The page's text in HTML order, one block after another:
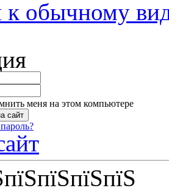
к обычному
меня на этом компьютере